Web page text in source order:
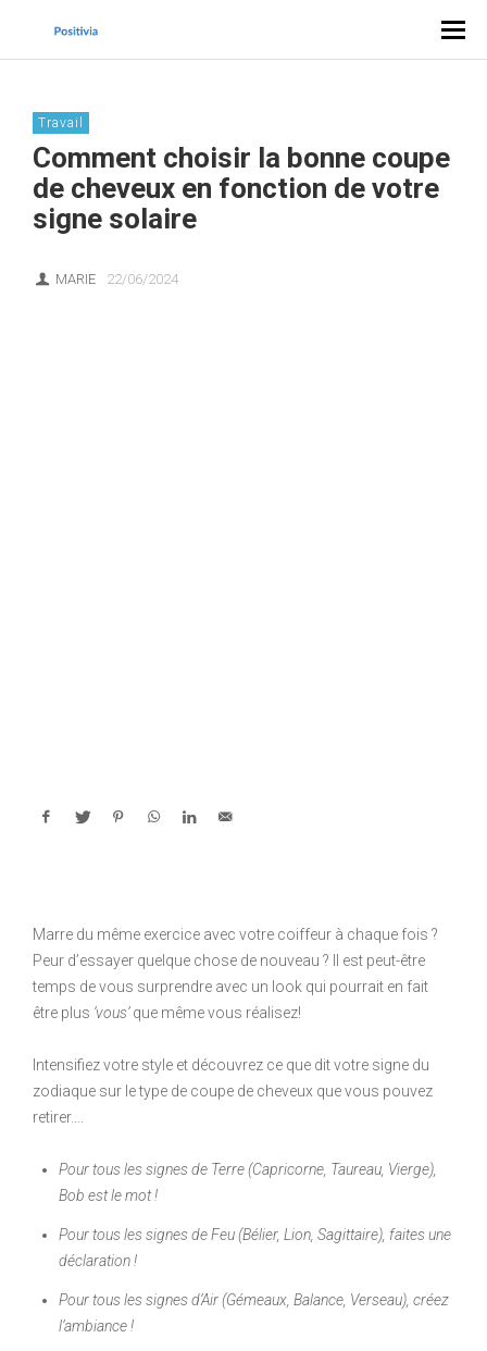
Travail
Comment choisir la bonne coupe
de cheveux en fonction de votre
signe solaire
MARIE 22/06/2024
Marre du même exercice avec votre coiffeur à chaque fois ?
Peur d’essayer quelque chose de nouveau ? Il est peut-être
temps de vous surprendre avec un look qui pourrait en fait
être plus ‘vous’que même vous réalisez!
Intensifiez votre style et découvrez ce que dit votre signe du
zodiaque sur le type de coupe de cheveux que vous pouvez
retirer….
Pour tous les signes de Terre (Capricorne, Taureau, Vierge),
Bob est le mot !
Pour tous les signes de Feu (Bélier, Lion, Sagittaire), faites une
déclaration !
Pour tous les signes d’Air (Gémeaux, Balance, Verseau), créez
l’ambiance !